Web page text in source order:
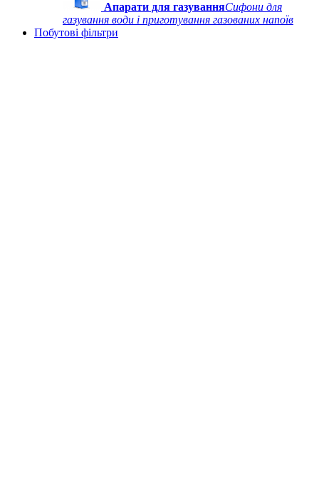
Апарати для газуванняСифони для
газування води і приготування газованих напоїв
Побутові фільтри